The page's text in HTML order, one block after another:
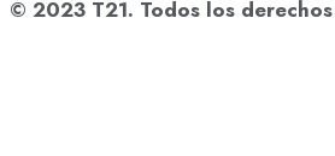
© 2023 T21. Todos los